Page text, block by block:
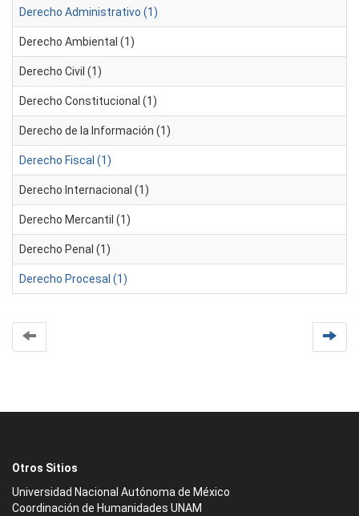
Derecho Administrativo (1)
Derecho Ambiental (1)
Derecho Civil (1)
Derecho Constitucional (1)
Derecho de la Información (1)
Derecho Fiscal (1)
Derecho Internacional (1)
Derecho Mercantil (1)
Derecho Penal (1)
Derecho Procesal (1)
Otros Sitios
Universidad Nacional Autónoma de México
Coordinación de Humanidades UNAM